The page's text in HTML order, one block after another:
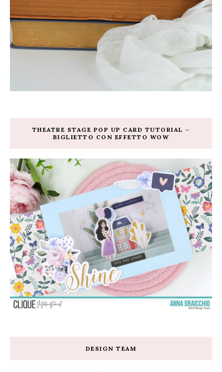
THEATRE STAGE POP UP CARD TUTORIAL –
BIGLIETTO CON EFFETTO WOW
DESIGN TEAM